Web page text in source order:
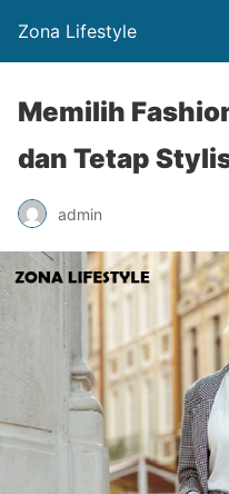
Zona Lifestyle
Memilih
dan Tetap
admin